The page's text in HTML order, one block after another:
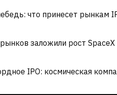
что принесет рынкам
заложили рост SpaceX
IPO: космическая